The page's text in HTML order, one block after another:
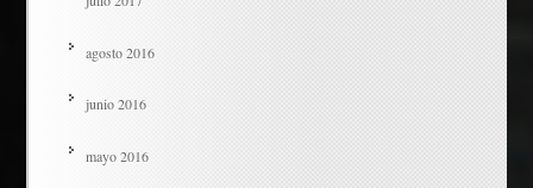
agosto 2016
junio 2016
mayo 2016